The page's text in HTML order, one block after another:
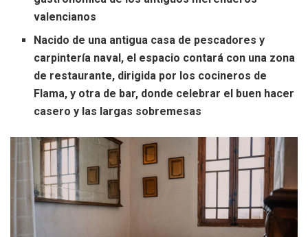
valencianos
Nacido de una antigua casa de pescadores y
carpintería naval, el espacio contará con una zona
de restaurante, dirigida por los cocineros de
Flama, y otra de bar, donde celebrar el buen hacer
casero y las largas sobremesas